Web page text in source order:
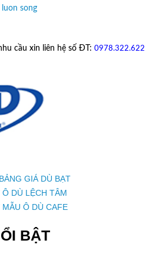
luon song
cầu xin liên hệ số ĐT: 0978.322.622
GIÁ DÙ BẠT
Ô DÙ LỆCH TÂM
MẪU Ô DÙ CAFE
BẬT